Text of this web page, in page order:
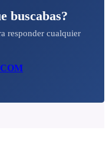
buscabas?
responder cualquier